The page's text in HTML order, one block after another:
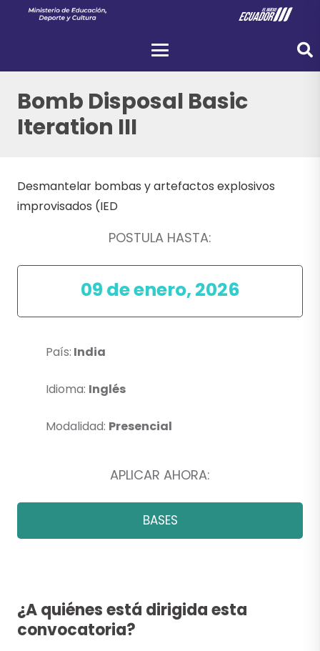
Bomb Disposal Basic
Iteration III
Desmantelar bombas y artefactos explosivos
improvisados (IED
POSTULA HASTA:
09 de enero, 2026
País: India
Idioma: Inglés
Modalidad: Presencial
APLICAR AHORA:
BASES
¿A quiénes está dirigida esta
convocatoria?